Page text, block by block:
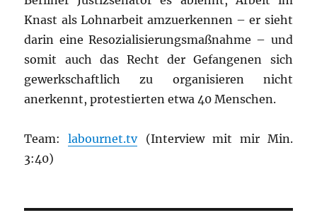
Knast als Lohnarbeit amzuerkennen – er sieht
darin eine Resozialisierungsmaßnahme – und
somit auch das Recht der Gefangenen sich
gewerkschaftlich zu organisieren nicht
anerkennt, protestierten etwa 40 Menschen.
Team:labournet.tv(Interview mit mir Min.
3:40)